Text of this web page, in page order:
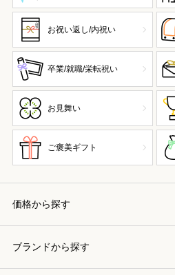
お祝い返し/内祝い
卒業/就職/栄転祝い
お見舞い
ご褒美ギフト
価格から探す
ブランドから探す